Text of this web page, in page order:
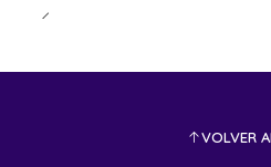
VOLVER